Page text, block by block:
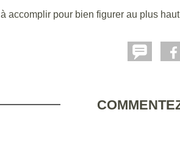
accomplir pour bien figurer au plus